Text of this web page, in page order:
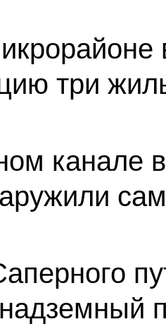
три
канале